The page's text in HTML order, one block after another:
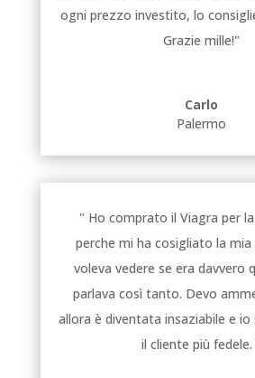
ogni prezzo investito, lo
Grazie mille!"
Carlo
Palermo
" Ho comprato il Viagra per
perche mi ha cosigliato la
voleva vedere se era davvero
parlava così tanto. Devo
allora è diventata insaziabile e
il cliente più fedele.